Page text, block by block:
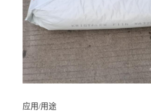
应用/用途